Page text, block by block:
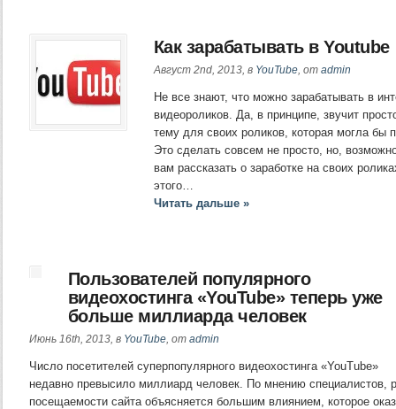
Как зарабатывать в Youtube
Август 2nd, 2013, в YouTube, от admin
Не все знают, что можно зарабатывать в
видеороликов. Да, в принципе, звучит
тему для своих роликов, которая могла бы
Это сделать совсем не просто, но,
вам рассказать о заработке на своих
этого…
Читать дальше »
Пользователей популярного
видеохостинга «YouTube» теперь уже
больше миллиарда человек
Июнь 16th, 2013, в YouTube, от admin
Число посетителей суперпопулярного видеохостинга «YouTube»
недавно превысило миллиард человек. По мнению специалистов,
посещаемости сайта объясняется большим влиянием, которое